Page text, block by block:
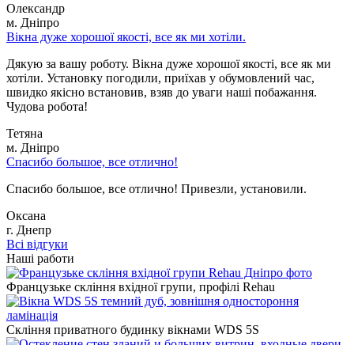
Олександр
м. Дніпро
Вікна дуже хорошої якості, все як ми хотіли.
Дякую за вашу роботу. Вікна дуже хорошої якості, все як ми
хотіли. Установку погодили, приїхав у обумовлений час,
швидко якісно встановив, взяв до уваги наші побажання.
Чудова робота!
Тетяна
м. Дніпро
Спасибо большое, все отлично!
Спасибо большое, все отлично! Привезли, установили.
Оксана
г. Днепр
Всі відгуки
Наші работи
Французьке скління вхідної групи, профілі Rehau
Скління приватного будинку вікнами WDS 5S